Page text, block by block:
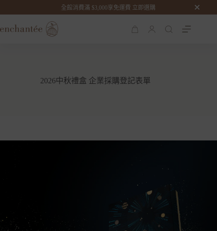
全館消費滿 $3,000享免運費 立即選購
全館消費滿 $3,000享免運費 立即選購
購
2026中秋禮盒 企業採購登記表單